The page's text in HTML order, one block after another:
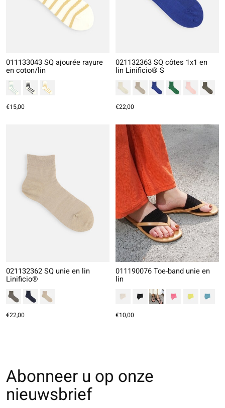
011133043 SQ ajourée rayure
en coton/lin
€15,00
021132363 SQ côtes 1x1 en
lin Linificio® S
€22,00
021132362 SQ unie en lin
Linificio®
€22,00
011190076 Toe-band unie en
lin
€10,00
Abonneer u op onze
nieuwsbrief